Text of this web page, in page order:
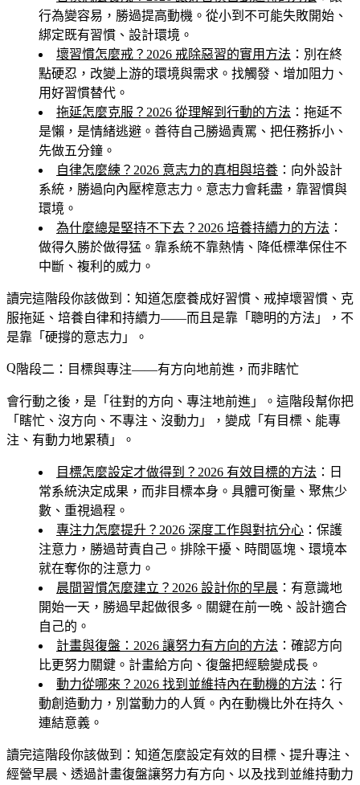
行為變容易，勝過提高動機。從小到不可能失敗開始、
綁定既有習慣、設計環境。
壞習慣怎麼戒？2026 戒除惡習的實用方法 ：別在終
點硬忍，改變上游的環境與需求。找觸發、增加阻力、
用好習慣替代。
拖延怎麼克服？2026 從理解到行動的方法 ：拖延不
是懶，是情緒逃避。善待自己勝過責罵、把任務拆小、
先做五分鐘。
自律怎麼練？2026 意志力的真相與培養 ：向外設計
系統，勝過向內壓榨意志力。意志力會耗盡，靠習慣與
環境。
為什麼總是堅持不下去？2026 培養持續力的方法 ：
做得久勝於做得猛。靠系統不靠熱情、降低標準保住不
中斷、複利的威力。
讀完這階段你該做到 ：知道怎麼養成好習慣、戒掉壞習慣、克
服拖延、培養自律和持續力——而且是靠「聰明的方法」，不
是靠「硬撐的意志力」。
階段二：目標與專注——有方向地前進，而非瞎忙
會行動之後，是「往對的方向、專注地前進」。這階段幫你把
「瞎忙、沒方向、不專注、沒動力」，變成「有目標、能專
注、有動力地累積」。
目標怎麼設定才做得到？2026 有效目標的方法 ：日
常系統決定成果，而非目標本身。具體可衡量、聚焦少
數、重視過程。
專注力怎麼提升？2026 深度工作與對抗分心 ：保護
注意力，勝過苛責自己。排除干擾、時間區塊、環境本
就在奪你的注意力。
晨間習慣怎麼建立？2026 設計你的早晨 ：有意識地
開始一天，勝過早起做很多。關鍵在前一晚、設計適合
自己的。
計畫與復盤：2026 讓努力有方向的方法 ：確認方向
比更努力關鍵。計畫給方向、復盤把經驗變成長。
動力從哪來？2026 找到並維持內在動機的方法 ：行
動創造動力，別當動力的人質。內在動機比外在持久、
連結意義。
讀完這階段你該做到 ：知道怎麼設定有效的目標、提升專注、
經營早晨、透過計畫復盤讓努力有方向、以及找到並維持動力